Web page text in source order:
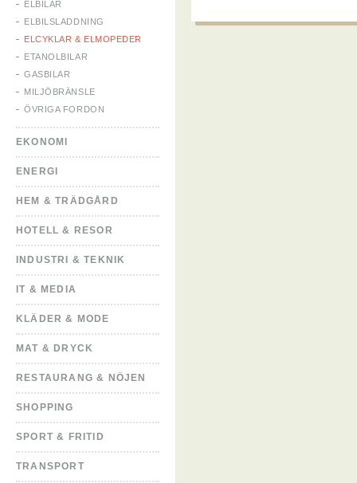
ELBILAR
ELBILSLADDNING
ELCYKLAR & ELMOPEDER
ETANOLBILAR
GASBILAR
MILJÖBRÄNSLE
ÖVRIGA FORDON
EKONOMI
ENERGI
HEM & TRÄDGÅRD
HOTELL & RESOR
INDUSTRI & TEKNIK
IT & MEDIA
KLÄDER & MODE
MAT & DRYCK
RESTAURANG & NÖJEN
SHOPPING
SPORT & FRITID
TRANSPORT